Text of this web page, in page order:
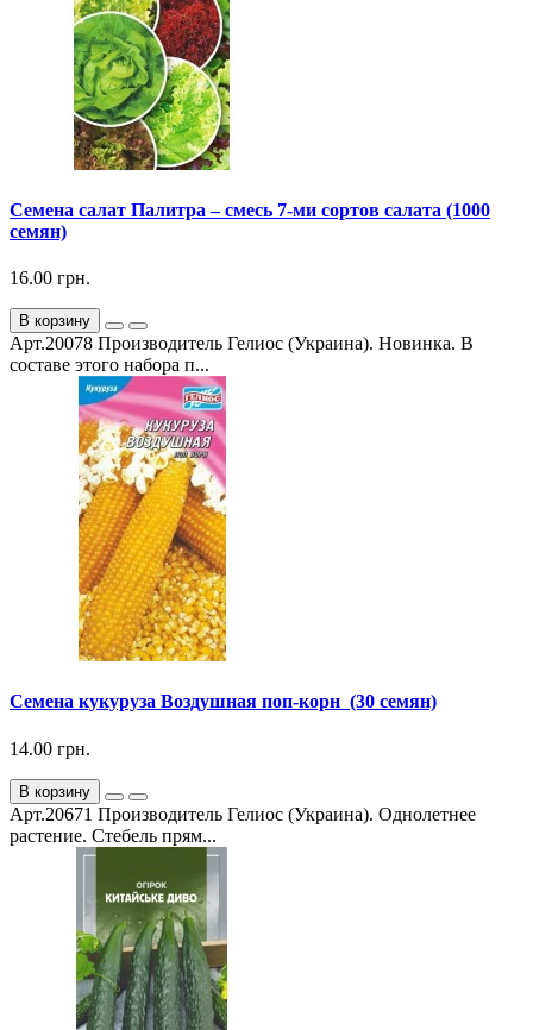
Семена салат Палитра – смесь 7-ми сортов салата (1000
семян)
16.00 грн.
В корзину
Арт.20078 Производитель Гелиос (Украина). Новинка. В
составе этого набора п...
Семена кукуруза Воздушная поп-корн (30 семян)
14.00 грн.
В корзину
Арт.20671 Производитель Гелиос (Украина). Однолетнее
растение. Стебель прям...